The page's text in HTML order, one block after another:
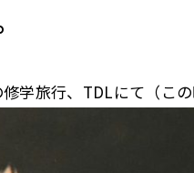
学旅行、TDLにて（この